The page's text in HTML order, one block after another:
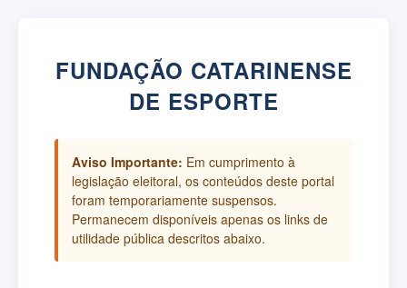
FUNDAÇÃO CATARINENSE
DE ESPORTE
Aviso Importante: Em cumprimento à
legislação eleitoral, os conteúdos deste portal
foram temporariamente suspensos.
Permanecem disponíveis apenas os links de
utilidade pública descritos abaixo.